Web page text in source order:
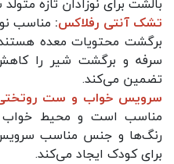
بالشت برای نوزادان تازه
تشک آنتی رفلاکس: مناسب
برگشت محتویات معده
سرفه و برگشت شیر را
تضمین می‌کند.
سرویس خواب و ست
مناسب است و محیط خواب
رنگ‌ها و جنس مناسب
برای کودک ایجاد می‌کند.